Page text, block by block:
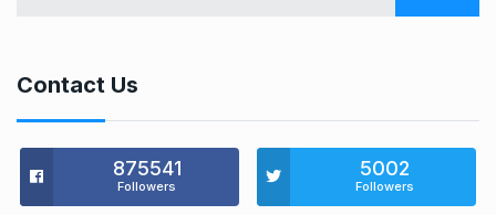
Contact Us
875541
Followers
5002
Followers